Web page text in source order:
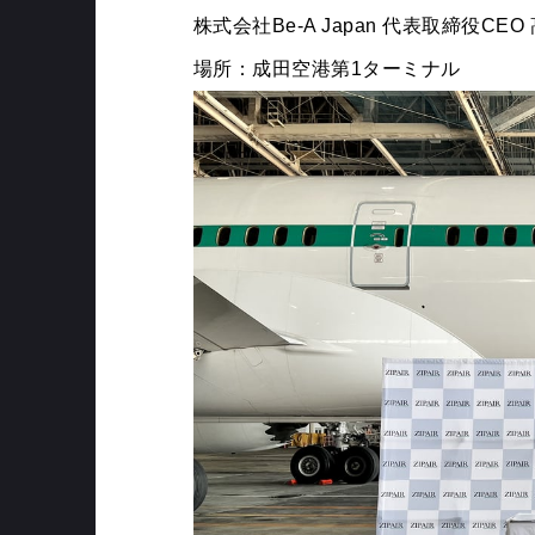
株式会社Be-A Japan 代表取締役CEO
場所：成田空港第1ターミナル